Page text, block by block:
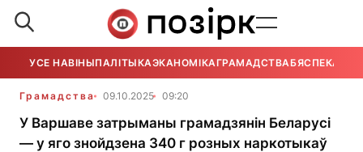
УСЕ НАВІНЫПАЛІТЫКАЭКАНОМІКАГРАМАДСТВАБЯСПЕКА
Грамадства 09.10.2025 09:20
У Варшаве затрыманы грамадзянін Беларусі
— у яго знойдзена 340 г розных наркотыкаў